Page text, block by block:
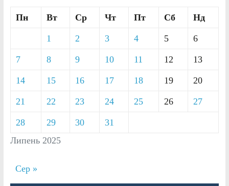
Липень 2025
Пн Вт Ср Чт Пт Сб Нд
1 2 3 4 5 6
7 8 9 10 11 12 13
14 15 16 17 18 19 20
21 22 23 24 25 26 27
28 29 30 31
Сер »